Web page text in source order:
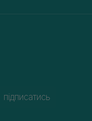
підписатись